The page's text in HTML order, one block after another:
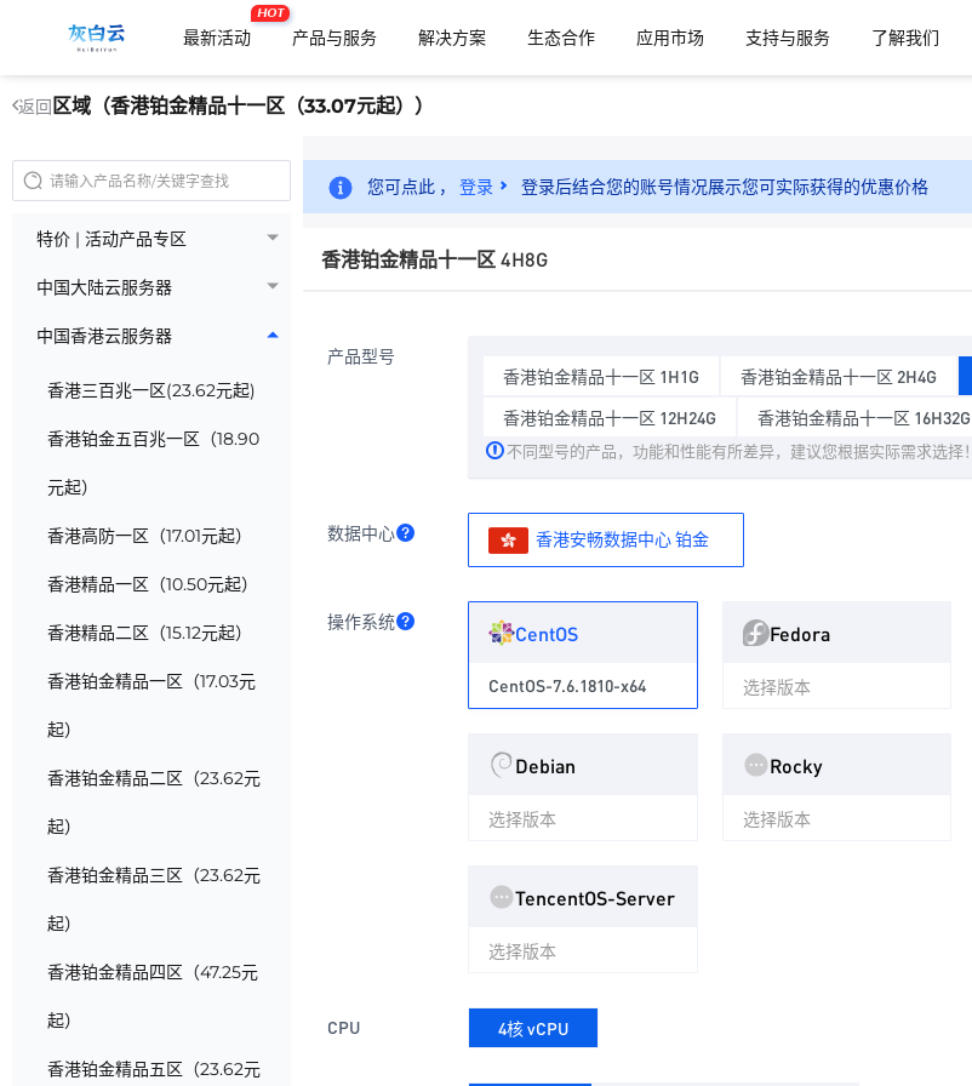
最新活动
HOT
产品与服务 解决方案 生态合作 应用市场 支持与服务
了解我们
返回 区域（香港铂金精品十一区（33.07元起））
特价 | 活动产品专区
中国大陆云服务器
中国香港云服务器
香港三百兆一区(23.62元起)
香港铂金五百兆一区（18.90
元起）
香港高防一区（17.01元起）
香港精品一区（10.50元起）
香港精品二区（15.12元起）
香港铂金精品一区（17.03元
起）
香港铂金精品二区（23.62元
起）
香港铂金精品三区（23.62元
起）
香港铂金精品四区（47.25元
起）
香港铂金精品五区（23.62元
您可点此 ， 登录 登录后结合您的账号情况展示您可实际获得的优惠价格
香港铂金精品十一区 4H8G
产品型号
香港铂金精品十一区 1H1G
香港铂金精品十一区 2H4G
香港铂金精品十一区 12H24G
香港铂金精品十一区 16H32G
不同型号的产品，功能和性能有所差异，建议您根据实际需求选择！
数据中心 香港安畅数据中心 铂金
操作系统 CentOS
CentOS-7.6.1810-x64
Fedora
选择版本
Debian
选择版本
Rocky
选择版本
TencentOS-Server
选择版本
CPU 4核 vCPU